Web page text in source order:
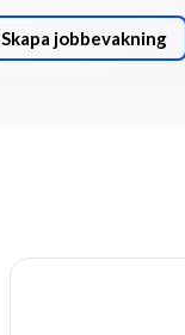
Skapa jobbevakning